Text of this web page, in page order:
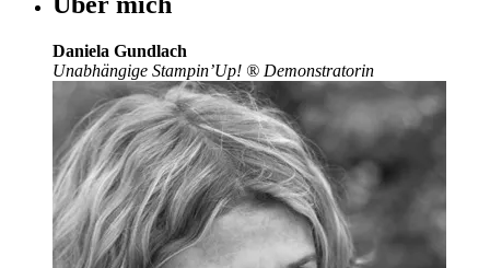
Daniela Gundlach
Unabhängige Stampin’Up! ® Demonstratorin